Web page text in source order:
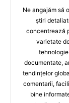
Ne angajăm să
știri
concentrează
varietate
documentate,
tendințelor
comentarii,
bine